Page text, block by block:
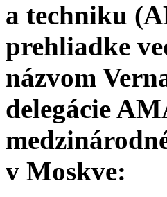
a techniku
prehliadke
názvom
delegácie
v Moskve: